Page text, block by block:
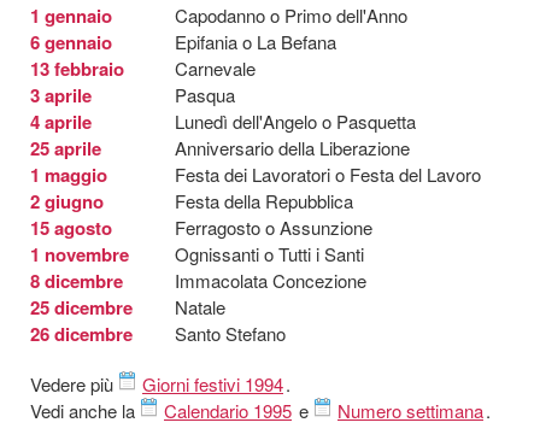
1 gennaio Capodanno o Primo dell'Anno
6 gennaio Epifania o La Befana
13 febbraio Carnevale
3 aprile Pasqua
4 aprile Lunedì dell'Angelo o Pasquetta
25 aprile Anniversario della Liberazione
1 maggio Festa dei Lavoratori o Festa del Lavoro
2 giugno Festa della Repubblica
15 agosto Ferragosto o Assunzione
1 novembre Ognissanti o Tutti i Santi
8 dicembre Immacolata Concezione
25 dicembre Natale
26 dicembre
Santo Stefano
Vedere più
Giorni festivi 1994.
Vedi anche la
Calendario 1995 e Numero settimana.